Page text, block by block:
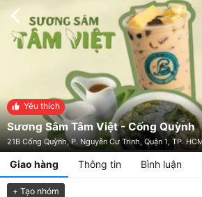
Yêu thích
Sương Sâm Tâm Việt - Cống Quỳnh
21B Cống Quỳnh, P. Nguyễn Cư Trinh, Quận 1, TP.
Giao hàng Thông tin Bình luận
+ Tạo nhóm